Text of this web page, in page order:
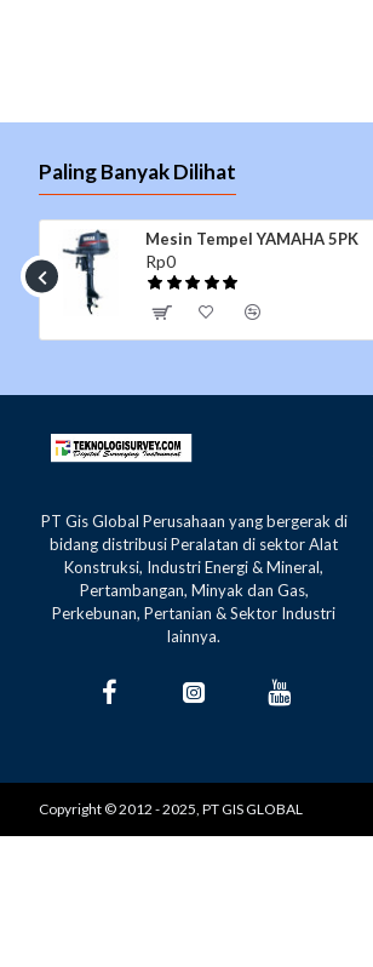
Paling Banyak Dilihat
Mesin Tempel YAMAHA 5PK
Rp0
PT Gis Global Perusahaan yang bergerak di
bidang distribusi Peralatan di sektor Alat
Konstruksi, Industri Energi & Mineral,
Pertambangan, Minyak dan Gas,
Perkebunan, Pertanian & Sektor Industri
lainnya.
Copyright © 2012 - 2025, PT GIS GLOBAL